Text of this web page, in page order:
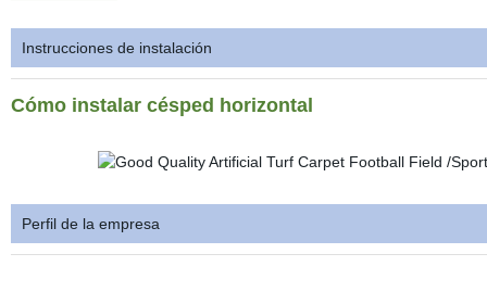
Instrucciones de instalación
Cómo instalar césped horizontal
Perfil de la empresa